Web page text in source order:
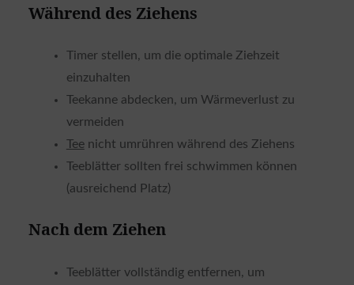
Während des Ziehens
Timer stellen, um die optimale Ziehzeit
einzuhalten
Teekanne abdecken, um Wärmeverlust zu
vermeiden
Teenicht umrühren während des Ziehens
Teeblätter sollten frei schwimmen können
(ausreichend Platz)
Nach dem Ziehen
Teeblätter vollständig entfernen, um